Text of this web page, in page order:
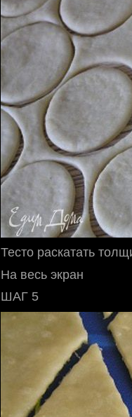
Тесто раскатать
На весь экран
ШАГ 5